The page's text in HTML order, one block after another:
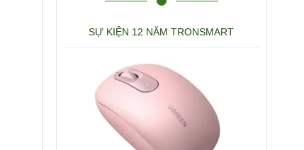
SỰ KIỆN 12 NĂM TRONSMART